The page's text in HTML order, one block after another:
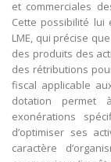
et commerciales
Cette possibilité lui
LME, qui précise
des produits des
des rétributions
fiscal applicable
dotation permet
exonérations
d’optimiser ses
caractère